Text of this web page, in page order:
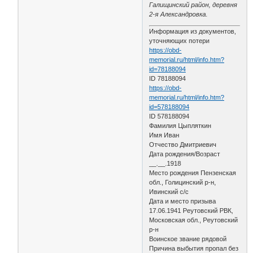
Галищинский район, деревня
2-я Александровка.
Информация из документов,
уточняющих потери
https://obd-
memorial.ru/html/info.htm?
id=78188094
ID 78188094
https://obd-
memorial.ru/html/info.htm?
id=578188094
ID 578188094
Фамилия Цыпляткин
Имя Иван
Отчество Дмитриевич
Дата рождения/Возраст
__.__.1918
Место рождения Пензенская
обл., Голицинский р-н,
Ивинский с/с
Дата и место призыва
17.06.1941 Реутовский РВК,
Московская обл., Реутовский
р-н
Воинское звание рядовой
Причина выбытия пропал без